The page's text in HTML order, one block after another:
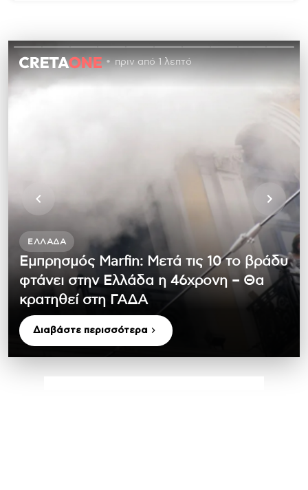
πριν από 1 λεπτό
ΕΛΛΆΔΑ
Εμπρησμός Marfin: Μετά τις 10 το βράδυ
φτάνει στην Ελλάδα η 46χρονη – Θα
κρατηθεί στη ΓΑΔΑ
Διαβάστε περισσότερα